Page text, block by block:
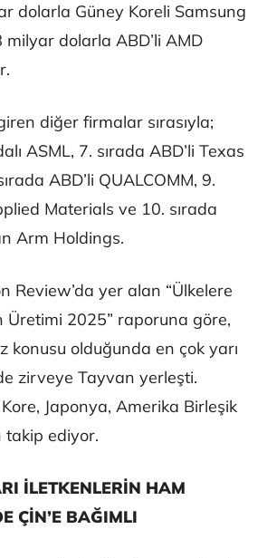
dolarla Güney Koreli Samsung
milyar dolarla ABD’li AMD
diğer firmalar sırasıyla;
ASML, 7. sırada ABD’li Texas
ABD’li QUALCOMM, 9.
Materials ve 10. sırada
Arm Holdings.
Review’da yer alan “Ülkelere
Üretimi 2025” raporuna göre,
konusu olduğunda en çok yarı
zirveye Tayvan yerleşti.
Kore, Japonya, Amerika Birleşik
takip ediyor.
İLETKENLERİN HAM
ÇİN’E BAĞIMLI